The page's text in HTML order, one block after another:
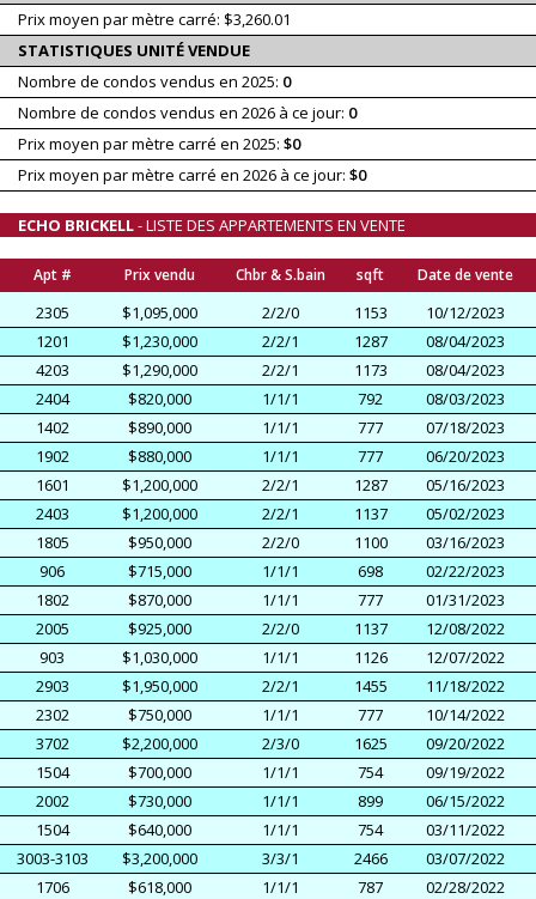
Prix moyen par mètre carré: $3,260.01
STATISTIQUES UNITÉ VENDUE
Nombre de condos vendus en 2025: 0
Nombre de condos vendus en 2026 à ce jour: 0
Prix moyen par mètre carré en 2025: $0
Prix moyen par mètre carré en 2026 à ce jour: $0
ECHO BRICKELL- LISTE DES APPARTEMENTS EN VENTE
Apt # Prix vendu Chbr & S.bain sqft Date de vente
2305 $1,095,000 2/2/0 1153
10/12/2023
1201
$1,230,000 2/2/1 1287
08/04/2023
4203
$1,290,000 2/2/1 1173
08/04/2023
2404
$820,000 1/1/1 792
08/03/2023
1402
$890,000 1/1/1 777
07/18/2023
1902
$880,000 1/1/1 777
06/20/2023
1601
$1,200,000 2/2/1 1287
05/16/2023
2403
$1,200,000 2/2/1 1137
05/02/2023
1805
$950,000 2/2/0 1100
03/16/2023
906
$715,000 1/1/1 698
02/22/2023
1802
$870,000 1/1/1 777
01/31/2023
2005
$925,000 2/2/0 1137
12/08/2022
903
$1,030,000 1/1/1 1126
12/07/2022
2903
$1,950,000 2/2/1 1455
11/18/2022
2302
$750,000 1/1/1 777
10/14/2022
3702
$2,200,000 2/3/0 1625
09/20/2022
1504
$700,000 1/1/1 754
09/19/2022
2002
$730,000 1/1/1 899
06/15/2022
1504
$640,000 1/1/1 754
03/11/2022
3003-3103
$3,200,000 3/3/1 2466
03/07/2022
1706
$618,000 1/1/1 787
02/28/2022